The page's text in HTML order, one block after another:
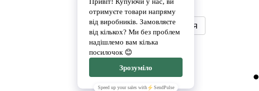
Повідомити, коли з'явиться
Доставка Оплата